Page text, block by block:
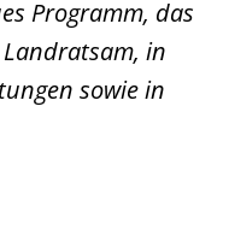
Programm, das
in
sowie in